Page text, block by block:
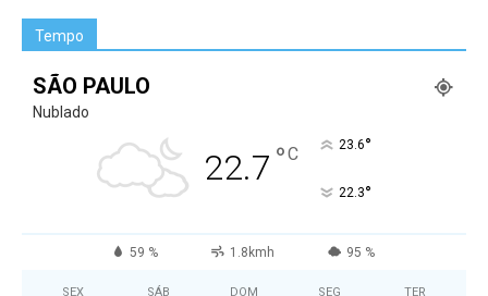
Tempo
SÃO PAULO
Nublado
22.7 °C 23.6°
22.3°
59 % 1.8kmh 95 %
SEX SÁB DOM SEG TER